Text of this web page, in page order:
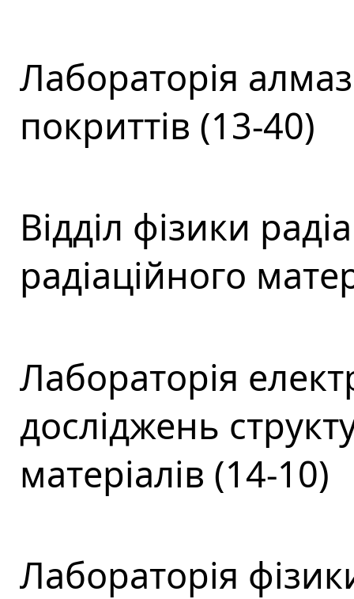
Лабораторія
покриттів (13-40)
Відділ фізики
радіаційного
Лабораторія
досліджень
матеріалів (14-10)
Лабораторія